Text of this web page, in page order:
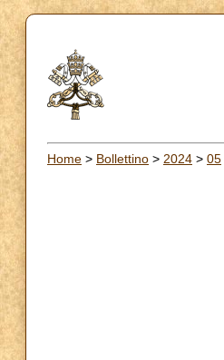
Home > Bollettino > 2024 > 05